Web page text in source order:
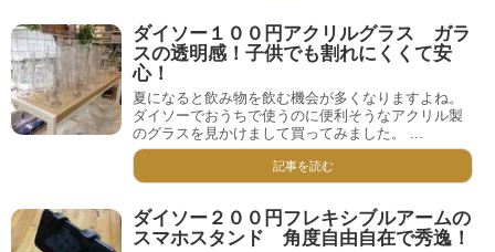
ダイソー１００円アクリルグラス ガラ
スの透明感！子供でも割れにくくて安
心！
夏になると飲み物を飲む機会が多くなりますよね。
ダイソーでおうちで使うのに便利そうなアクリル製
のグラスを見かけまして買ってみました。 ...
記事を読む
ダイソー２００円フレキシブルアームの
スマホスタンド 角度自由自在で秀逸！